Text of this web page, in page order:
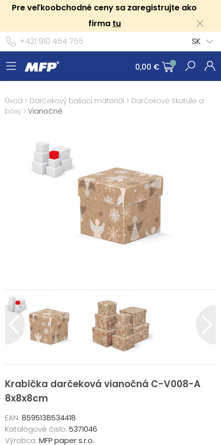
Pre veľkoobchodné ceny sa zaregistrujte ako
firma tu
+421 910 454 755
SK
0,00 €
Úvod > Darčekový baliaci materiál > Darčekové škatule a
boxy > Vianočné
Krabička darčeková vianočná C-V008-A
8x8x8cm
EAN: 8595138534418
Katalógové čislo: 5371046
Výrobca: MFP paper s.r.o.